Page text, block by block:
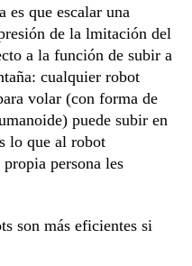
es que escalar una
de la lmitación del
a la función de subir a
cualquier robot
volar (con forma de
puede subir en
lo que al robot
persona les
son más eficientes si